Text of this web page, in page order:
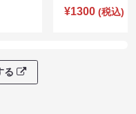
¥1300 (税込)
る